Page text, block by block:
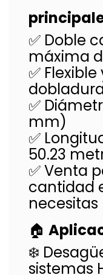
✅ Doble
máxima
✅
✅
mm)
✅
50.23
✅ Venta
cantidad
necesitas
🏠
❄️
sistemas